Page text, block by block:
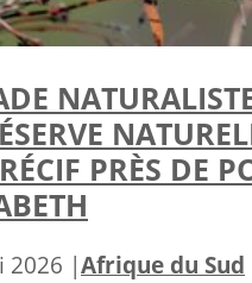
PRÈS DE
2026 |Catégories
Afrique du Sud